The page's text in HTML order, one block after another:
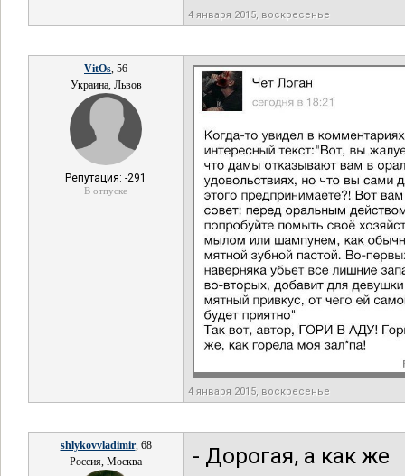
4 января 2015, воскресенье
VitOs, 56
Украина, Львов
Репутация: -291
В отпуске
4 января 2015, воскресенье
shlykovvladimir, 68
Россия, Москва
- Дорогая, а как же